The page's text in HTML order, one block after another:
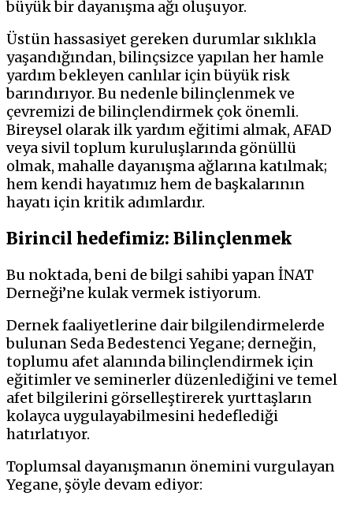
büyük bir dayanışma ağı oluşuyor.
Üstün hassasiyet gereken durumlar sıklıkla
yaşandığından, bilinçsizce yapılan her hamle
yardım bekleyen canlılar için büyük risk
barındırıyor. Bu nedenle bilinçlenmek ve
çevremizi de bilinçlendirmek çok önemli.
Bireysel olarak ilk yardım eğitimi almak, AFAD
veya sivil toplum kuruluşlarında gönüllü
olmak, mahalle dayanışma ağlarına katılmak;
hem kendi hayatımız hem de başkalarının
hayatı için kritik adımlardır.
Birincil hedefimiz: Bilinçlenmek
Bu noktada, beni de bilgi sahibi yapan İNAT
Derneği’ne kulak vermek istiyorum.
Dernek faaliyetlerine dair bilgilendirmelerde
bulunan Seda Bedestenci Yegane; derneğin,
toplumu afet alanında bilinçlendirmek için
eğitimler ve seminerler düzenlediğini ve temel
afet bilgilerini görselleştirerek yurttaşların
kolayca uygulayabilmesini hedeflediği
hatırlatıyor.
Toplumsal dayanışmanın önemini vurgulayan
Yegane, şöyle devam ediyor: